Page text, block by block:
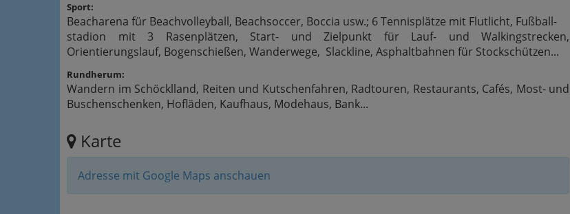
Sport:
Beacharena für Beachvolleyball, Beachsoccer, Boccia usw.; 6 Tennisplätze mit Flutlicht, Fußball-
stadion mit 3 Rasenplätzen, Start- und Zielpunkt für Lauf- und Walkingstrecken,
Orientierungslauf, Bogenschießen, Wanderwege, Slackline, Asphaltbahnen für Stockschützen...
Rundherum:
Wandern im Schöcklland, Reiten und Kutschenfahren, Radtouren, Restaurants, Cafés, Most- und
Buschenschenken, Hofläden, Kaufhaus, Modehaus, Bank...
Karte
Adresse mit Google Maps anschauen